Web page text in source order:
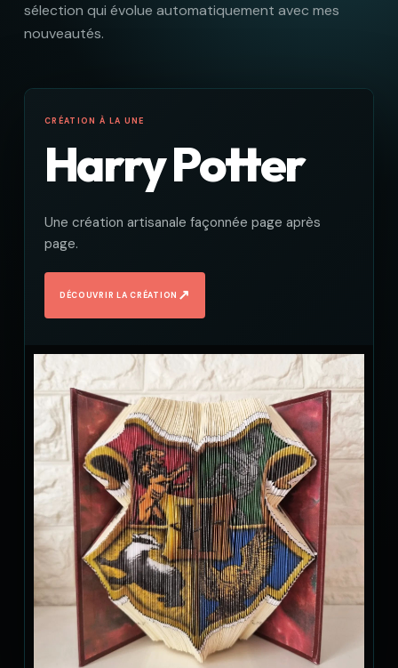
sélection qui évolue automatiquement avec mes
nouveautés.
CRÉATION À LA UNE
Harry Potter
Une création artisanale façonnée page après
page.
DÉCOUVRIR LA CRÉATION ↗